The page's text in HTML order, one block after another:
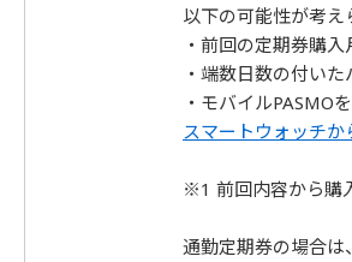
以下の可能性が考え
・前回の定期券購
・端数日数の付い
・モバイルPASMO
スマートウォッチ
※1 前回内容から購
通勤定期券の場合は、